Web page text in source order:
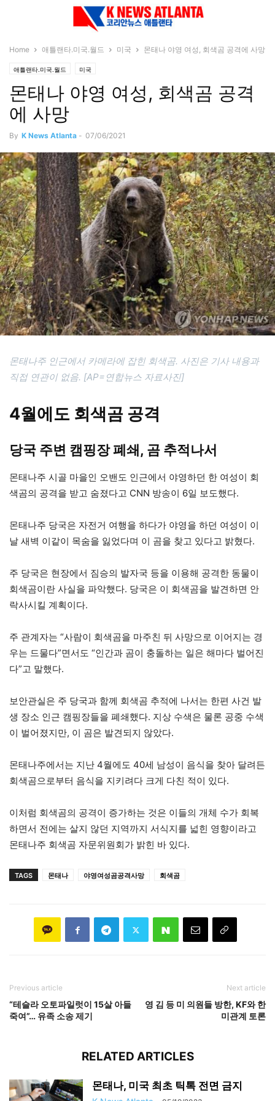
Home 애틀랜타.미국.월드 미국 몬태나 야영 여성, 회색곰 공격에 사망
애틀랜타.미국.월드 미국
몬태나 야영 여성, 회색곰 공격
에 사망
By K News Atlanta - 07/06/2021
몬태나주 인근에서 카메라에 잡힌 회색곰. 사진은 기사 내용과
직접 연관이 없음. [AP=연합뉴스 자료사진]
4월에도 회색곰 공격
당국 주변 캠핑장 폐쇄, 곰 추적나서
몬태나주 시골 마을인 오밴도 인근에서 야영하던 한 여성이 회
색곰의 공격을 받고 숨졌다고 CNN 방송이 6일 보도했다.
몬태나주 당국은 자전거 여행을 하다가 야영을 하던 여성이 이
날 새벽 이같이 목숨을 잃었다며 이 곰을 찾고 있다고 밝혔다.
주 당국은 현장에서 짐승의 발자국 등을 이용해 공격한 동물이
회색곰이란 사실을 파악했다. 당국은 이 회색곰을 발견하면 안
락사시킬 계획이다.
주 관계자는 “사람이 회색곰을 마주친 뒤 사망으로 이어지는 경
우는 드물다”면서도 “인간과 곰이 충돌하는 일은 해마다 벌어진
다”고 말했다.
보안관실은 주 당국과 함께 회색곰 추적에 나서는 한편 사건 발
생 장소 인근 캠핑장들을 폐쇄했다. 지상 수색은 물론 공중 수색
이 벌어졌지만, 이 곰은 발견되지 않았다.
몬태나주에서는 지난 4월에도 40세 남성이 음식을 찾아 달려든
회색곰으로부터 음식을 지키려다 크게 다친 적이 있다.
이처럼 회색곰의 공격이 증가하는 것은 이들의 개체 수가 회복
하면서 전에는 살지 않던 지역까지 서식지를 넓힌 영향이라고
몬태나주 회색곰 자문위원회가 밝힌 바 있다.
TAGS 몬태나 야영여성곰공격사망 회색곰
Previous article
“테슬라 오토파일럿이 15살 아들
죽여”… 유족 소송 제기
Next article
영 김 등 미 의원들 방한, KF와 한
미관계 토론
RELATED ARTICLES
몬태나, 미국 최초 틱톡 전면 금지